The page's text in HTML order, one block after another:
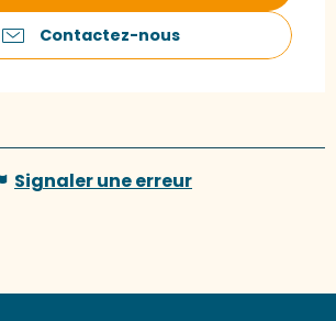
Contactez-nous
Signaler une erreur